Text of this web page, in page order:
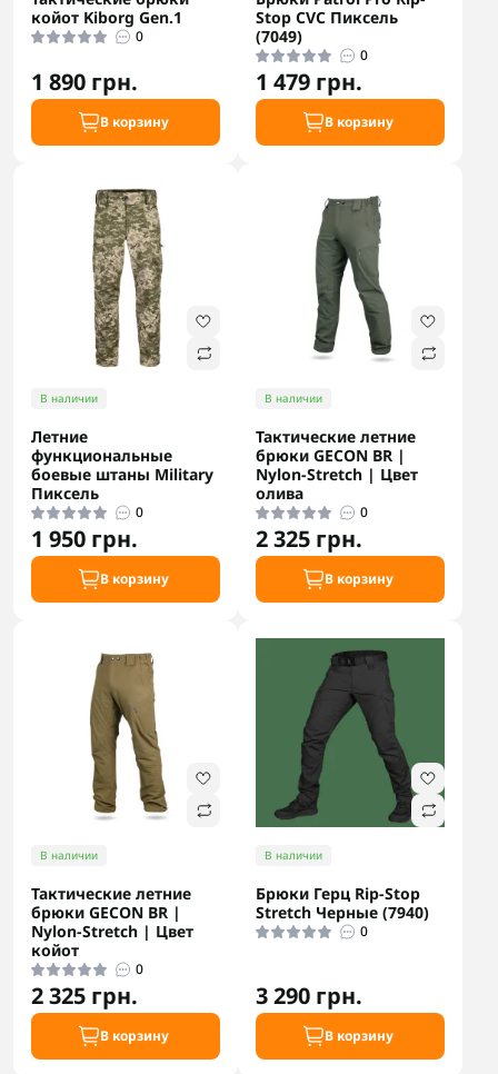
койот Kiborg Gen.1
0
1 890 грн.
В корзину
Stop CVC Пиксель
(7049)
0
1 479 грн.
В корзину
В наличии
Летние
функциональные
боевые штаны Military
Пиксель
0
1 950 грн.
В корзину
В наличии
Тактические летние
брюки GECON BR |
Nylon-Stretch | Цвет
олива
0
2 325 грн.
В корзину
В наличии
Тактические летние
брюки GECON BR |
Nylon-Stretch | Цвет
койот
0
2 325 грн.
В корзину
В наличии
Брюки Герц Rip-Stop
Stretch Черные (7940)
0
3 290 грн.
В корзину